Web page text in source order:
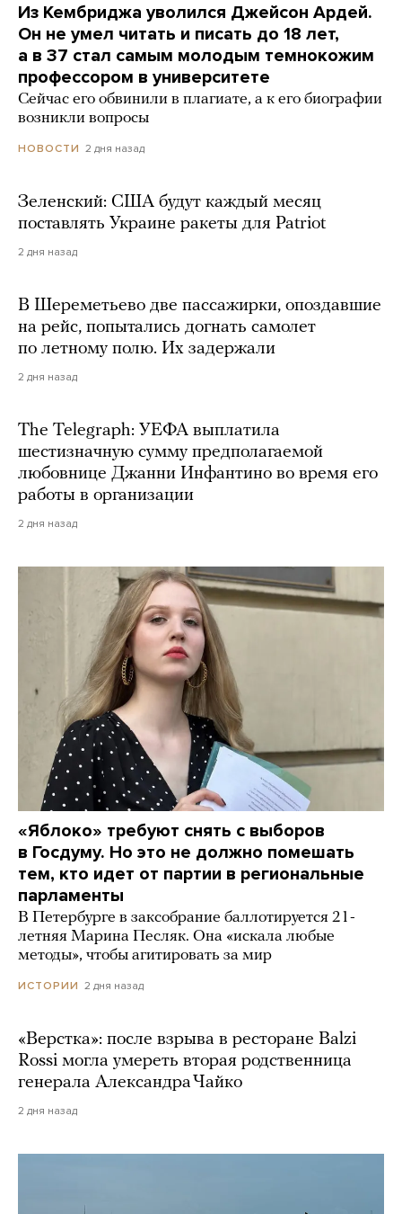
Из Кембриджа уволился Джейсон Ардей.
Он не умел читать и писать до 18 лет,
а в 37 стал самым молодым темнокожим
профессором в университете
Сейчас его обвинили в плагиате, а к его биографии
возникли вопросы
НОВОСТИ 2 дня назад
Зеленский: США будут каждый месяц
поставлять Украине ракеты для Patriot
2 дня назад
В Шереметьево две пассажирки, опоздавшие
на рейс, попытались догнать самолет
по летному полю. Их задержали
2 дня назад
The Telegraph: УЕФА выплатила
шестизначную сумму предполагаемой
любовнице Джанни Инфантино во время его
работы в организации
2 дня назад
«Яблоко» требуют снять с выборов
в Госдуму. Но это не должно помешать
тем, кто идет от партии в региональные
парламенты
В Петербурге в заксобрание баллотируется 21-
летняя Марина Песляк. Она «искала любые
методы», чтобы агитировать за мир
ИСТОРИИ 2 дня назад
«Верстка»: после взрыва в ресторане Balzi
Rossi могла умереть вторая родственница
генерала Александра Чайко
2 дня назад